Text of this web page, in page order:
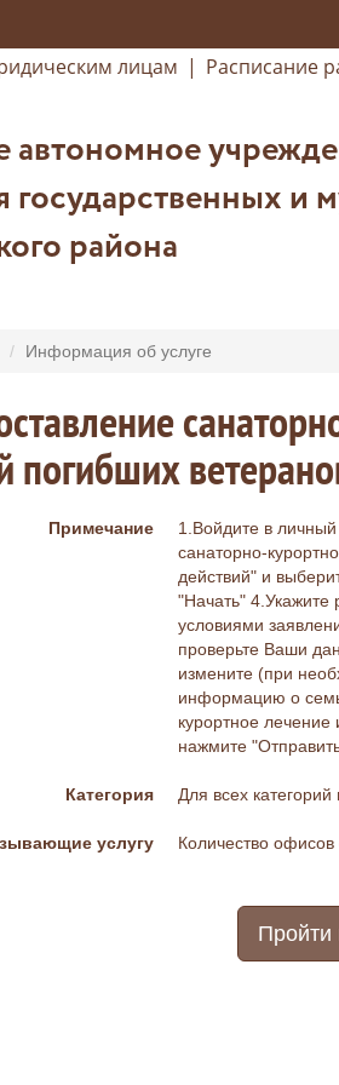
лицам | Расписание
автономное
государственных и
района
Информация об услуге
Примечание
1.Войдите в
санаторно-
действий" и
"Начать" 4.Укажите
условиями
проверьте Ваши
измените (при
информацию о
курортное
нажмите
Категория Для всех категорий
услугу Количество
Пройти